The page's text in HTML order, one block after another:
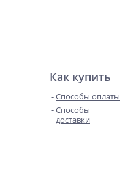
Как купить
Способы оплаты
Способы
доставки